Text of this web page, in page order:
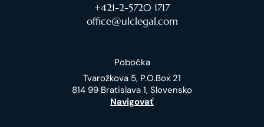
+421-2-5720 1717
office@ulclegal.com
Pobočka
Tvarožkova 5, P.O.Box 21
814 99 Bratislava 1, Slovensko
Navigovať